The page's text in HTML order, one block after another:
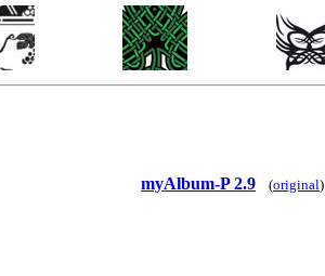
myAlbum-P 2.9 (original)